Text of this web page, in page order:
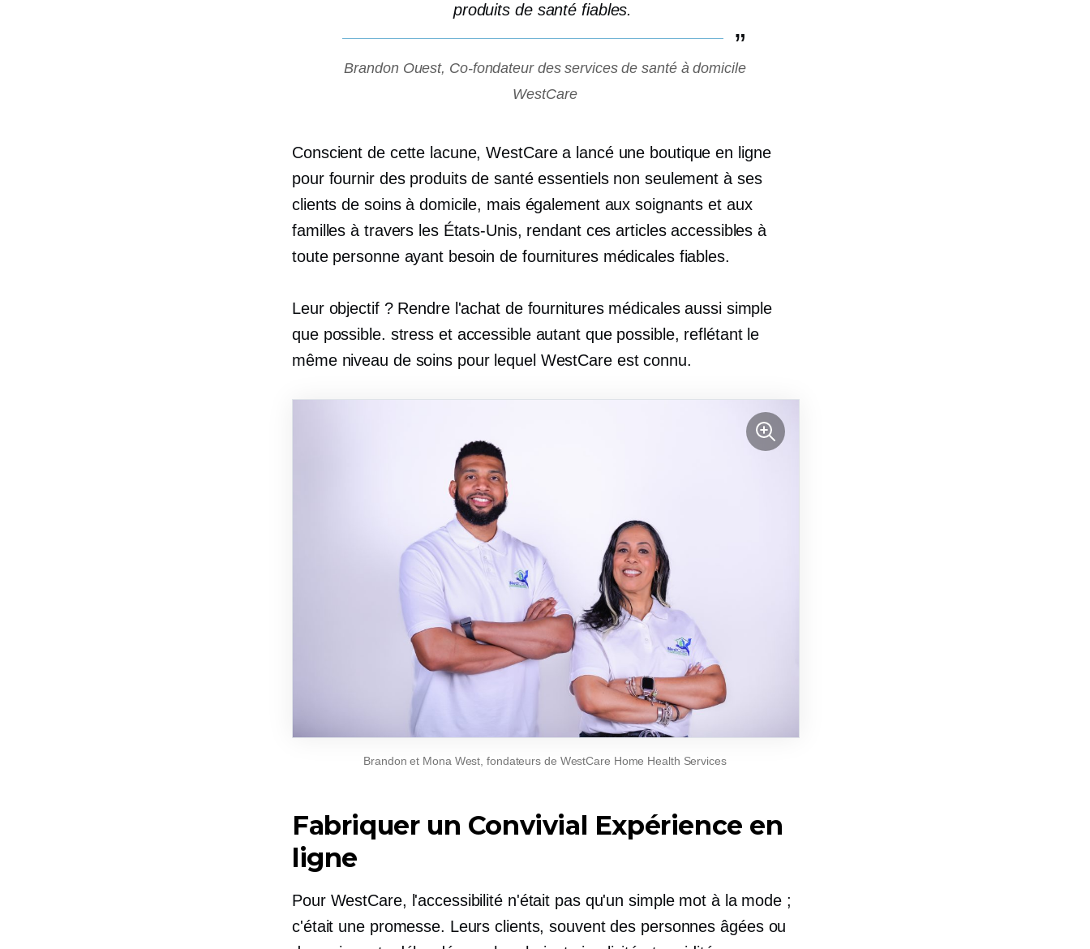
produits de santé fiables.
Brandon Ouest, Co-fondateurdes services de santé à domicile
WestCare
Conscient de cette lacune, WestCare a lancé une boutique en ligne
pour fournir des produits de santé essentiels non seulement à ses
clients de soins à domicile, mais également aux soignants et aux
familles à travers les États-Unis, rendant ces articles accessibles à
toute personne ayant besoin de fournitures médicales fiables.
Leur objectif ? Rendre l'achat de fournitures médicales aussi simple
que possible. stress et accessible autant que possible, reflétant le
même niveau de soins pour lequel WestCare est connu.
Brandon et Mona West, fondateurs de WestCare Home Health Services
Fabriquer un Convivial Expérience en
ligne
Pour WestCare, l'accessibilité n'était pas qu'un simple mot à la mode ;
c'était une promesse. Leurs clients, souvent des personnes âgées ou